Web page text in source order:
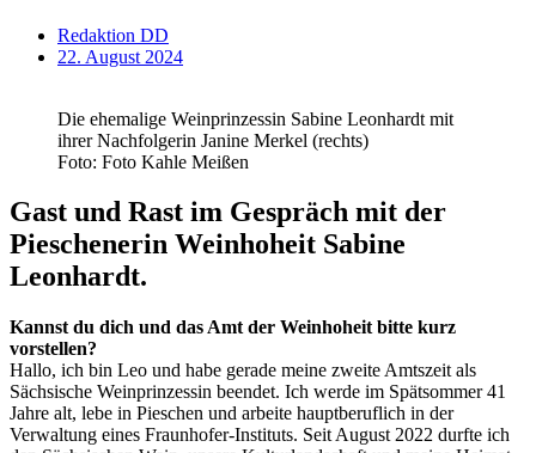
Redaktion DD
22. August 2024
Die ehemalige Weinprinzessin Sabine Leonhardt mit
ihrer Nachfolgerin Janine Merkel (rechts)
Foto: Foto Kahle Meißen
Gast und Rast im Gespräch mit der
Pieschenerin Weinhoheit Sabine
Leonhardt.
Kannst du dich und das Amt der Weinhoheit bitte kurz
vorstellen?
Hallo, ich bin Leo und habe gerade meine zweite Amtszeit als
Sächsische Weinprinzessin beendet. Ich werde im Spätsommer 41
Jahre alt, lebe in Pieschen und arbeite hauptberuflich in der
Verwaltung eines Fraunhofer-Instituts. Seit August 2022 durfte ich